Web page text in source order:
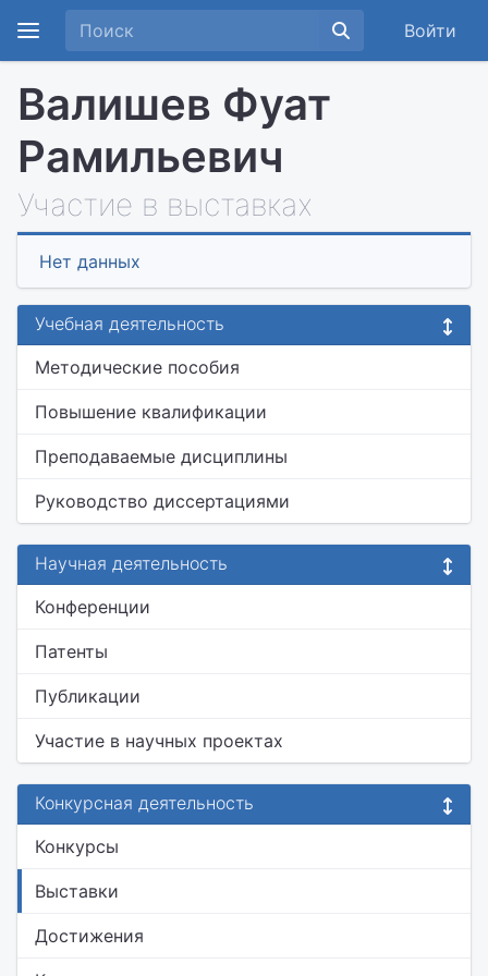
Войти
Валишев Фуат
Рамильевич
Участие в выставках
Нет данных
Учебная деятельность
Методические пособия
Повышение квалификации
Преподаваемые дисциплины
Руководство диссертациями
Научная деятельность
Конференции
Патенты
Публикации
Участие в научных проектах
Конкурсная деятельность
Конкурсы
Выставки
Достижения